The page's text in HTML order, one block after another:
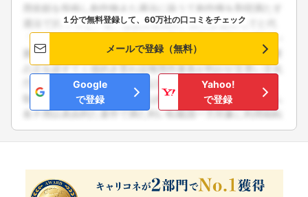
１分で無料登録して、60万社の口コミをチェック
メールで登録（無料）
Google
で登録
Yahoo!
で登録